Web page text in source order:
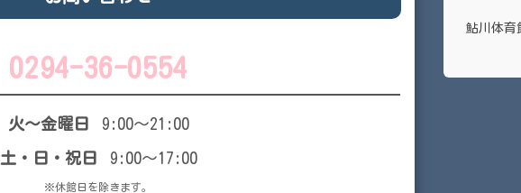
0294-36-0554
火～金曜日 9:00～21:00
土・日・祝日 9:00～17:00
※休館日を除きます。
鮎川体育